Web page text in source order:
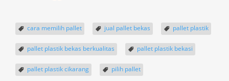
cara memilih pallet jual pallet bekas pallet plastik
pallet plastik bekas berkualitas pallet plastik bekasi
pallet plastik cikarang pilih pallet